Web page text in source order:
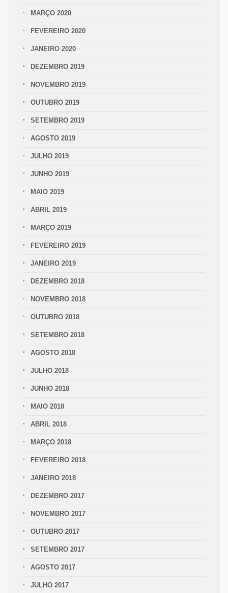
MARÇO 2020
FEVEREIRO 2020
JANEIRO 2020
DEZEMBRO 2019
NOVEMBRO 2019
OUTUBRO 2019
SETEMBRO 2019
AGOSTO 2019
JULHO 2019
JUNHO 2019
MAIO 2019
ABRIL 2019
MARÇO 2019
FEVEREIRO 2019
JANEIRO 2019
DEZEMBRO 2018
NOVEMBRO 2018
OUTUBRO 2018
SETEMBRO 2018
AGOSTO 2018
JULHO 2018
JUNHO 2018
MAIO 2018
ABRIL 2018
MARÇO 2018
FEVEREIRO 2018
JANEIRO 2018
DEZEMBRO 2017
NOVEMBRO 2017
OUTUBRO 2017
SETEMBRO 2017
AGOSTO 2017
JULHO 2017